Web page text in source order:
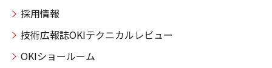
採用情報
技術広報誌OKIテクニカルレビュー
OKIショールーム